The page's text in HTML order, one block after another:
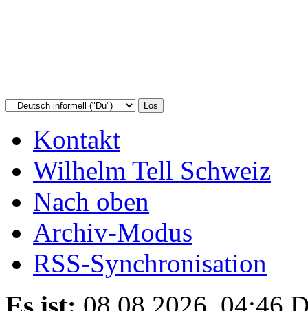
Kontakt
Wilhelm Tell Schweiz
Nach oben
Archiv-Modus
RSS-Synchronisation
Es ist: 08.08.2026, 04:46